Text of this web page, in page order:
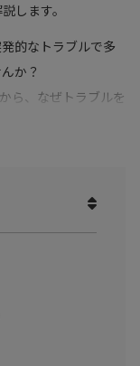
します。
的なトラブルで多
か？
ら、なぜトラブルを
のデータと結びつ
体的な進め方がわ
元化することでリ
す。
時のものです